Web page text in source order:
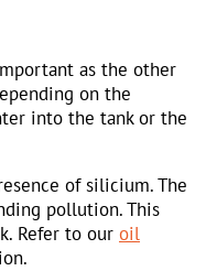
as the other
on the
into the tank or the
of silicium. The
pollution. This
Refer to our oil